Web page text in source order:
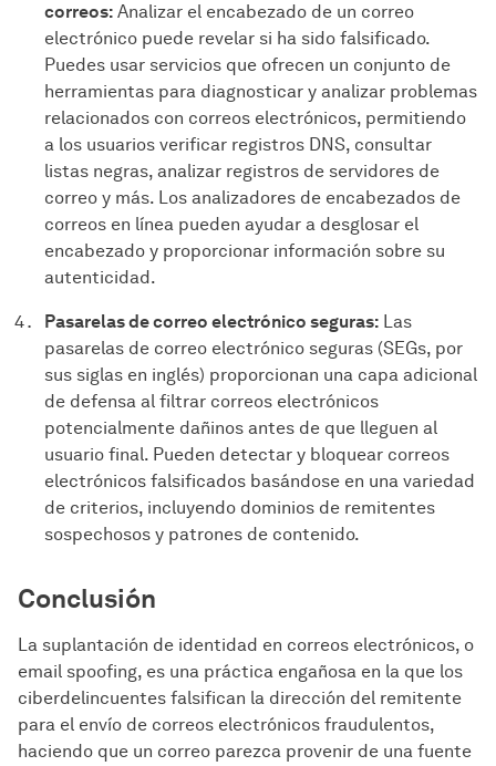
correos: Analizar el encabezado de un correo
electrónico puede revelar si ha sido falsificado.
Puedes usar servicios que ofrecen un conjunto de
herramientas para diagnosticar y analizar problemas
relacionados con correos electrónicos, permitiendo
a los usuarios verificar registros DNS, consultar
listas negras, analizar registros de servidores de
correo y más. Los analizadores de encabezados de
correos en línea pueden ayudar a desglosar el
encabezado y proporcionar información sobre su
autenticidad.
Pasarelas de correo electrónico seguras: Las
pasarelas de correo electrónico seguras (SEGs, por
sus siglas en inglés) proporcionan una capa adicional
de defensa al filtrar correos electrónicos
potencialmente dañinos antes de que lleguen al
usuario final. Pueden detectar y bloquear correos
electrónicos falsificados basándose en una variedad
de criterios, incluyendo dominios de remitentes
sospechosos y patrones de contenido.
Conclusión
La suplantación de identidad en correos electrónicos, o
email spoofing, es una práctica engañosa en la que los
ciberdelincuentes falsifican la dirección del remitente
para el envío de correos electrónicos fraudulentos,
haciendo que un correo parezca provenir de una fuente